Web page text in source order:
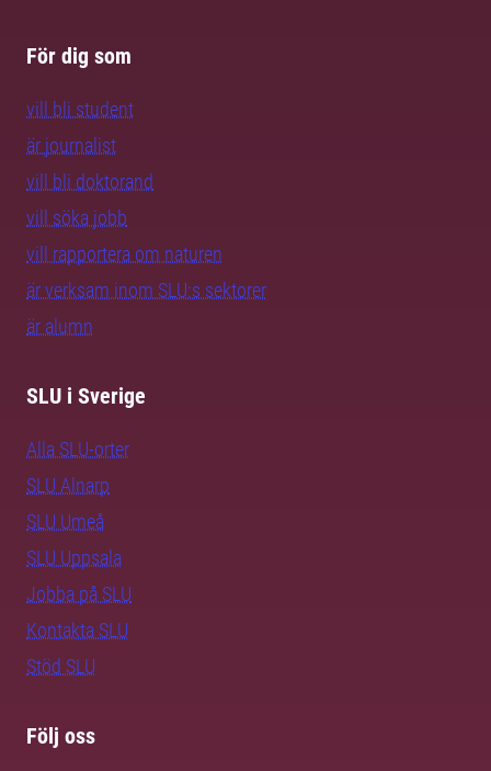
För dig som
vill bli student
är journalist
vill bli doktorand
vill söka jobb
vill rapportera om naturen
är verksam inom SLU:s sektorer
är alumn
SLU i Sverige
Alla SLU-orter
SLU Alnarp
SLU Umeå
SLU Uppsala
Jobba på SLU
Kontakta SLU
Stöd SLU
Följ oss